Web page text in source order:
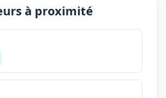
à proximité